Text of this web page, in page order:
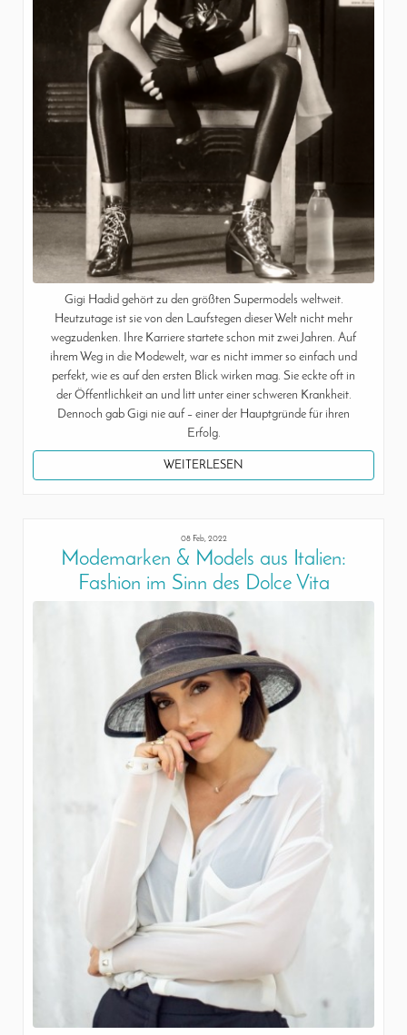
Gigi Hadid gehört zu den größten Supermodels weltweit.
Heutzutage ist sie von den Laufstegen dieser Welt nicht mehr
wegzudenken. Ihre Karriere startete schon mit zwei Jahren. Auf
ihrem Weg in die Modewelt, war es nicht immer so einfach und
perfekt, wie es auf den ersten Blick wirken mag. Sie eckte oft in
der Öffentlichkeit an und litt unter einer schweren Krankheit.
Dennoch gab Gigi nie auf – einer der Hauptgründe für ihren
Erfolg.
WEITERLESEN
08 Feb, 2022
Modemarken & Models aus Italien:
Fashion im Sinn des Dolce Vita